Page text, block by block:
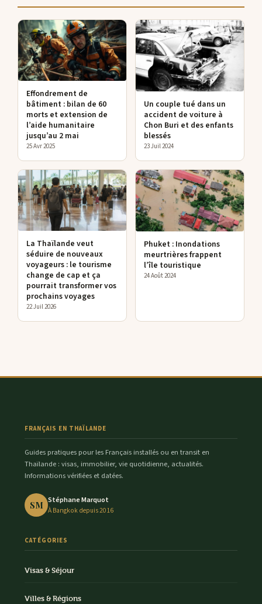
Effondrement de
bâtiment : bilan de 60
morts et extension de
l’aide humanitaire
jusqu’au 2 mai
25 Avr 2025
Un couple tué dans un
accident de voiture à
Chon Buri et des enfants
blessés
23 Juil 2024
La Thaïlande veut
séduire de nouveaux
voyageurs : le tourisme
change de cap et ça
pourrait transformer vos
prochains voyages
22 Juil 2026
Phuket : Inondations
meurtrières frappent
l’île touristique
24 Août 2024
FRANÇAIS EN THAÏLANDE
Guides pratiques pour les Français installés ou en transit en
Thaïlande : visas, immobilier, vie quotidienne, actualités.
Informations vérifiées et datées.
SM Stéphane Marquot
À Bangkok depuis 2016
CATÉGORIES
Visas & Séjour
Villes & Régions